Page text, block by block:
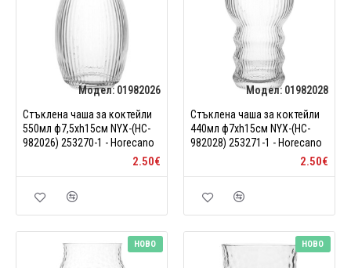
Модел: 01982026
Стъклена чаша за коктейли
550мл ф7,5xh15см NYX-(HC-
982026) 253270-1 - Horecano
2.50€
Модел: 01982028
Стъклена чаша за коктейли
440мл ф7xh15см NYX-(HC-
982028) 253271-1 - Horecano
2.50€
НОВО НОВО